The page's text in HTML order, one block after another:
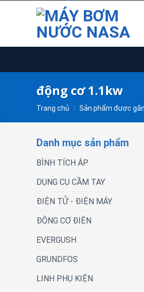
động cơ 1.1kw
Trang chủ / Sản phẩm được
Danh mục sản phẩm
BÌNH TÍCH ÁP
DỤNG CỤ CẦM TAY
ĐIỆN TỬ - ĐIỆN MÁY
ĐỘNG CƠ ĐIỆN
EVERGUSH
GRUNDFOS
LINH PHỤ KIỆN